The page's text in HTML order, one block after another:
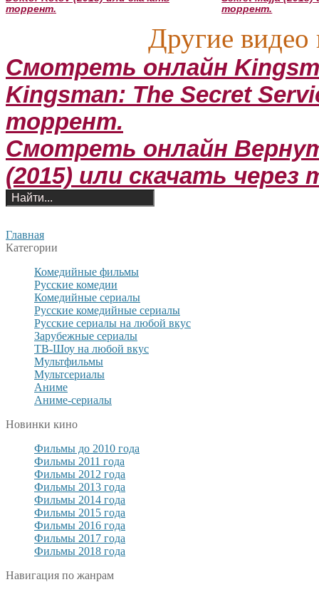
торрент.
торрент.
Другие видео
Смотреть онлайн
Kingsman: The Secret
торрент.
Смотреть онлайн
(2015) или скачать через
Главная
Категории
Комедийные фильмы
Русские комедии
Комедийные сериалы
Русские комедийные сериалы
Русские сериалы на любой вкус
Зарубежные сериалы
ТВ-Шоу на любой вкус
Мультфильмы
Мультсериалы
Аниме
Аниме-сериалы
Новинки кино
Фильмы до 2010 года
Фильмы 2011 года
Фильмы 2012 года
Фильмы 2013 года
Фильмы 2014 года
Фильмы 2015 года
Фильмы 2016 года
Фильмы 2017 года
Фильмы 2018 года
Навигация по жанрам